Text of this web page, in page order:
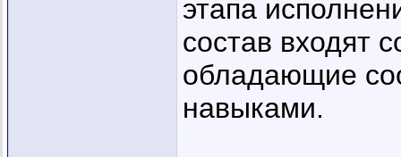
этапа
состав входят
обладающие
навыками.